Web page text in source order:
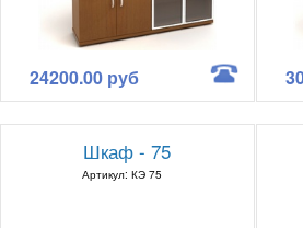
24200.00 руб
Шкаф - 75
Артикул: КЭ 75